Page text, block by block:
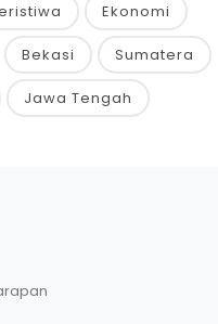
Ekonomi
Bekasi Sumatera
Jawa Tengah